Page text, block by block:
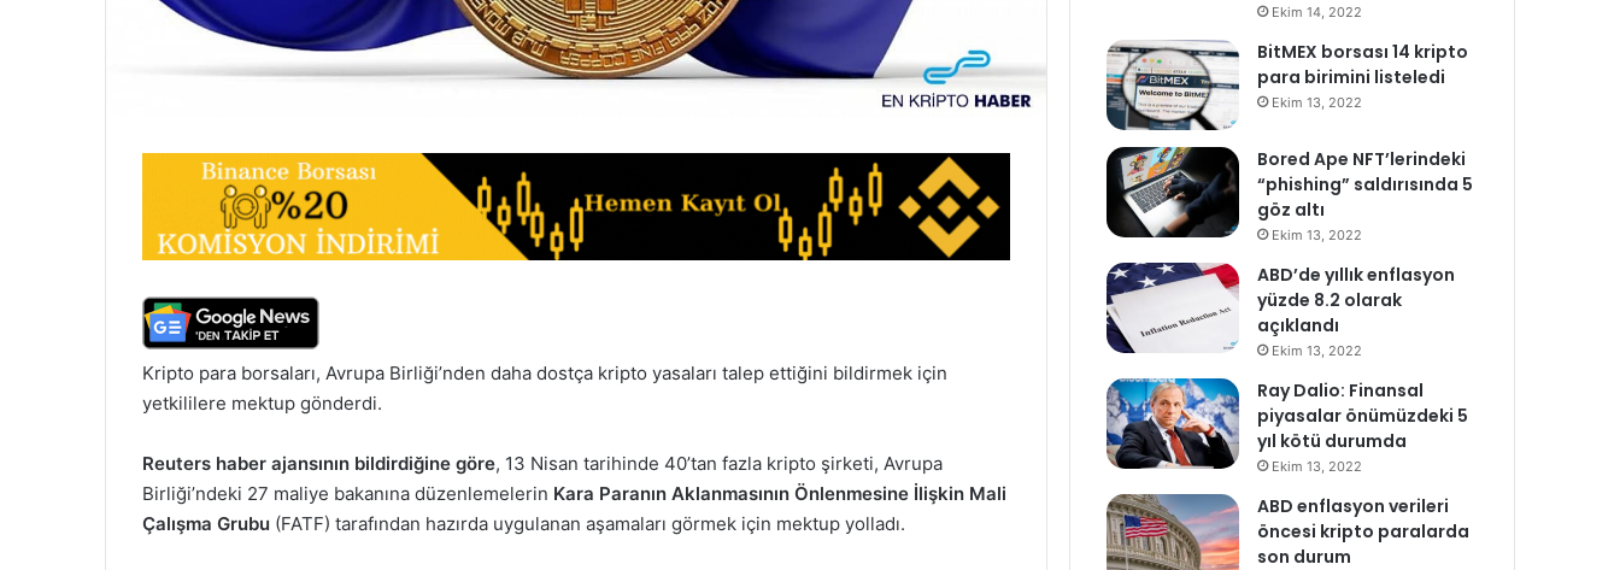
Kripto para borsaları, Avrupa Birliği’nden daha dostça kripto yasaları talep ettiğini bildirmek için
yetkililere mektup gönderdi.
Reuters haber ajansının bildirdiğine göre, 13 Nisan tarihinde 40’tan fazla kripto şirketi, Avrupa
Birliği’ndeki 27 maliye bakanına düzenlemelerin Kara Paranın Aklanmasının Önlenmesine İlişkin Mali
Çalışma Grubu (FATF) tarafından hazırda uygulanan aşamaları görmek için mektup yolladı.
Ekim 14, 2022
BitMEX borsası 14 kripto
para birimini listeledi
Ekim 13, 2022
Bored Ape NFT’lerindeki
“phishing” saldırısında 5
göz altı
Ekim 13, 2022
ABD’de yıllık enflasyon
yüzde 8.2 olarak
açıklandı
Ekim 13, 2022
Ray Dalio: Finansal
piyasalar önümüzdeki 5
yıl kötü durumda
Ekim 13, 2022
ABD enflasyon verileri
öncesi kripto paralarda
son durum